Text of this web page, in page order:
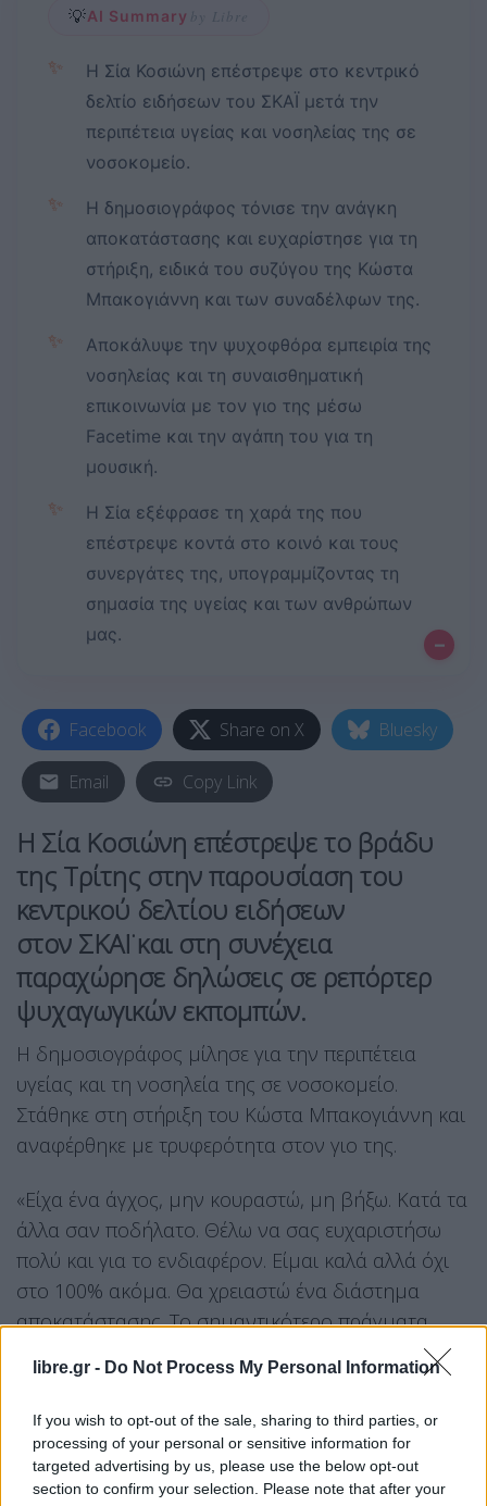
libre.gr - Do Not Process My Personal Information
If you wish to opt-out of the sale, sharing to third parties, or
processing of your personal or sensitive information for
targeted advertising by us, please use the below opt-out
section to confirm your selection. Please note that after your
💡AI Summary by Libre
✨
Η Σία Κοσιώνη επέστρεψε στο κεντρικό
δελτίο ειδήσεων του ΣΚΑΪ μετά την
περιπέτεια υγείας και νοσηλείας της σε
νοσοκομείο.
✨
Η δημοσιογράφος τόνισε την ανάγκη
αποκατάστασης και ευχαρίστησε για τη
στήριξη, ειδικά του συζύγου της Κώστα
Μπακογιάννη και των συναδέλφων της.
✨
Αποκάλυψε την ψυχοφθόρα εμπειρία της
νοσηλείας και τη συναισθηματική
επικοινωνία με τον γιο της μέσω
Facetime και την αγάπη του για τη
μουσική.
✨
Η Σία εξέφρασε τη χαρά της που
επέστρεψε κοντά στο κοινό και τους
συνεργάτες της, υπογραμμίζοντας τη
σημασία της υγείας και των ανθρώπων
μας.
–
Facebook Share on X Bluesky
Email Copy Link
Η Σία Κοσιώνη επέστρεψε το βράδυ
της Τρίτης στην παρουσίαση του
κεντρικού δελτίου ειδήσεων
στον ΣΚΑΪ και στη συνέχεια
παραχώρησε δηλώσεις σε ρεπόρτερ
ψυχαγωγικών εκπομπών.
Η δημοσιογράφος μίλησε για την περιπέτεια
υγείας και τη νοσηλεία της σε νοσοκομείο.
Στάθηκε στη στήριξη του Κώστα Μπακογιάννη και
αναφέρθηκε με τρυφερότητα στον γιο της.
«Είχα ένα άγχος, μην κουραστώ, μη βήξω. Κατά τα
άλλα σαν ποδήλατο. Θέλω να σας ευχαριστήσω
πολύ και για το ενδιαφέρον. Είμαι καλά αλλά όχι
στο 100% ακόμα. Θα χρειαστώ ένα διάστημα
αποκατάστασης. Το σημαντικότερο πράγματα
Προτεραιότητά μας είναι η
υγεία μας και οι άνθρωποι μας. Με συγκίνησε η
έκπληξη των συναδέλφων μου. Μου έλειψαν πολύ.
Χάρηκα πολύ που επέστρεψα κοντά στους
συναδέλφους μου και στο κοινό», είπε η Σία